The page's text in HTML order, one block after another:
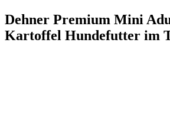
Dehner Premium Mini
Kartoffel Hundefutter im